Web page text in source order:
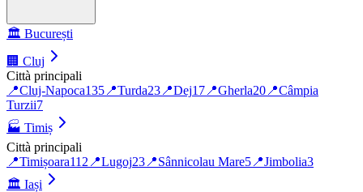
🏛️ București
🏢 Cluj
Città principali
📍Cluj-Napoca135 📍Turda23 📍Dej17 📍Gherla20 📍Câmpia
Turzii7
🏭 Timiș
Città principali
📍Timișoara112 📍Lugoj23 📍Sânnicolau Mare5 📍Jimbolia3
🏛️ Iași